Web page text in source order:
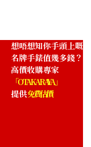
想唔想知你手頭上嘅
名牌手錶值幾多錢？
高價收購專家
「OTAKARAYA」
提供免費估價